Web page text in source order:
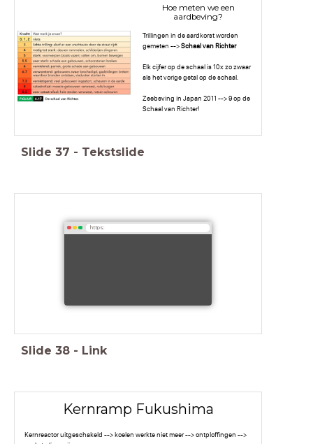
Hoe meten we een
aardbeving?
Trillingen in de aardkorst worden
gemeten -->Schaal van Richter
Elk cijfer op de schaal is 10x zo zwaar
als het vorige getal op de schaal.
Zeebeving in Japan 2011 --> 9 op de
Schaal van Richter!
Slide 37 - Tekstslide
https:
Slide 38 - Link
Kernramp Fukushima
Kernreactor uitgeschakeld --> koelen werkte niet meer --> ontploffingen -->